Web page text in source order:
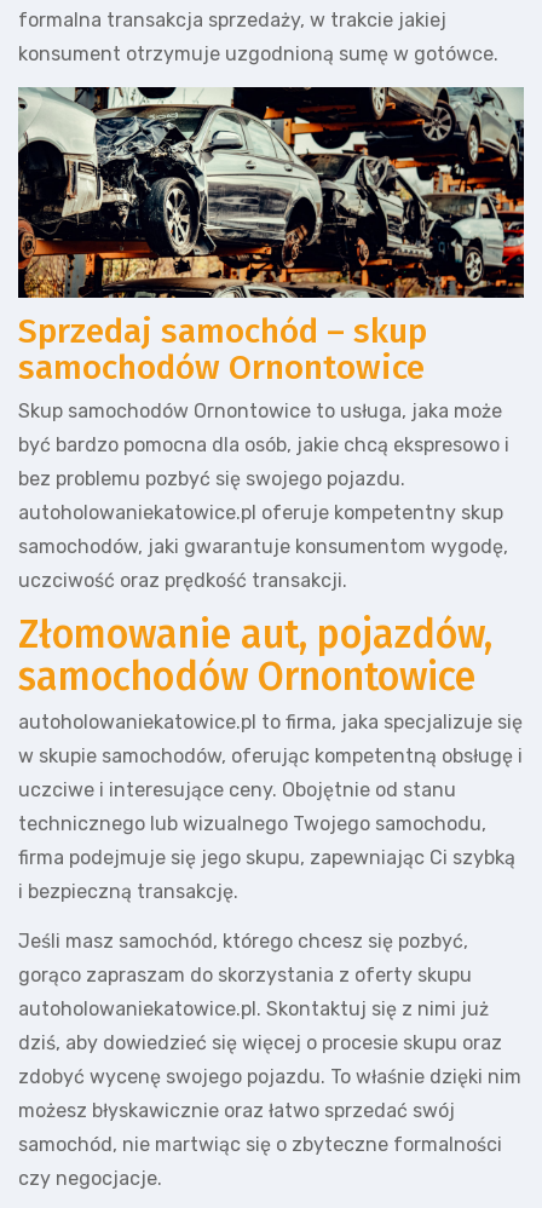
formalna transakcja sprzedaży, w trakcie jakiej
konsument otrzymuje uzgodnioną sumę w gotówce.
Sprzedaj samochód – skup
samochodów Ornontowice
Skup samochodów Ornontowice to usługa, jaka może
być bardzo pomocna dla osób, jakie chcą ekspresowo i
bez problemu pozbyć się swojego pojazdu.
autoholowaniekatowice.pl oferuje kompetentny skup
samochodów, jaki gwarantuje konsumentom wygodę,
uczciwość oraz prędkość transakcji.
Złomowanie aut, pojazdów,
samochodów Ornontowice
autoholowaniekatowice.pl to firma, jaka specjalizuje się
w skupie samochodów, oferując kompetentną obsługę i
uczciwe i interesujące ceny. Obojętnie od stanu
technicznego lub wizualnego Twojego samochodu,
firma podejmuje się jego skupu, zapewniając Ci szybką
i bezpieczną transakcję.
Jeśli masz samochód, którego chcesz się pozbyć,
gorąco zapraszam do skorzystania z oferty skupu
autoholowaniekatowice.pl. Skontaktuj się z nimi już
dziś, aby dowiedzieć się więcej o procesie skupu oraz
zdobyć wycenę swojego pojazdu. To właśnie dzięki nim
możesz błyskawicznie oraz łatwo sprzedać swój
samochód, nie martwiąc się o zbyteczne formalności
czy negocjacje.